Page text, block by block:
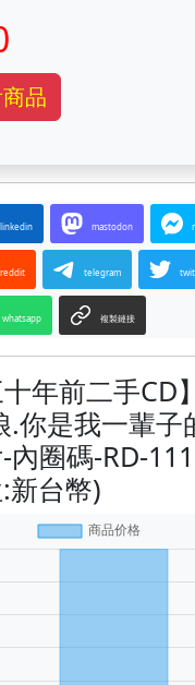
品
linkedin mastodon
reddit telegram
whatsapp 複製鏈接
年前二手CD
.你是我一輩子
內圈碼-RD-
新台幣)